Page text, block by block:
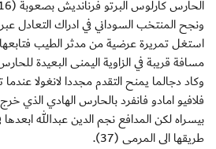
الحارس كارلوس البرتو فرنانديش بصعوبة (16).
ونجح المنتخب السوداني في ادراك التعادل
استغل تمريرة عرضية من مدثر الطيب
مسافة قريبة في الزاوية اليمنى البعيدة للحارس
وكاد دجالما يمنح التقدم مجددا لانغولا
فلافيو امادو فانفرد بالحارس الهادي الذي
بيسراه لكن المدافع نجم الدين عبدالله
طريقها الى المرمى (37).